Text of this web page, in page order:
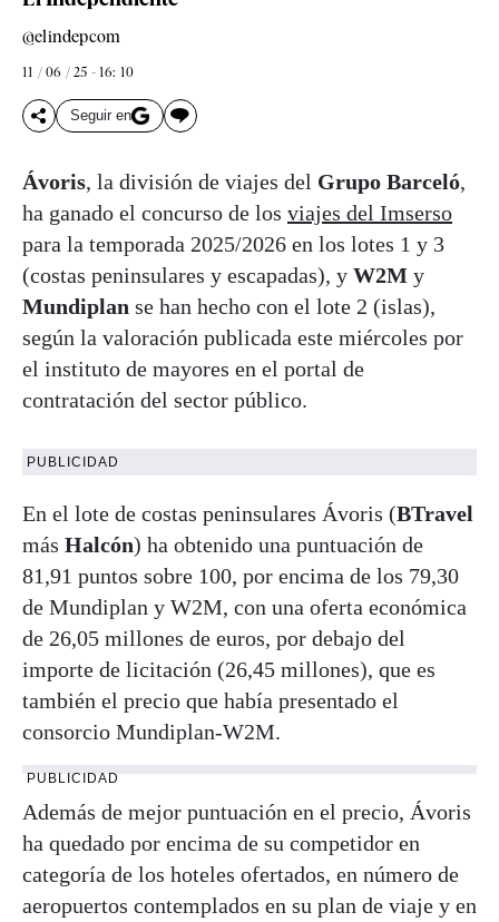
@elindepcom
11 / 06 / 25 - 16: 10
Seguir en
Ávoris, la división de viajes del Grupo Barceló,
ha ganado el concurso de los viajes del Imserso
para la temporada 2025/2026 en los lotes 1 y 3
(costas peninsulares y escapadas), y W2M y
Mundiplan se han hecho con el lote 2 (islas),
según la valoración publicada este miércoles por
el instituto de mayores en el portal de
contratación del sector público.
PUBLICIDAD
En el lote de costas peninsulares Ávoris (BTravel
más Halcón) ha obtenido una puntuación de
81,91 puntos sobre 100, por encima de los 79,30
de Mundiplan y W2M, con una oferta económica
de 26,05 millones de euros, por debajo del
importe de licitación (26,45 millones), que es
también el precio que había presentado el
consorcio Mundiplan-W2M.
PUBLICIDAD
Además de mejor puntuación en el precio, Ávoris
ha quedado por encima de su competidor en
categoría de los hoteles ofertados, en número de
aeropuertos contemplados en su plan de viaje y en